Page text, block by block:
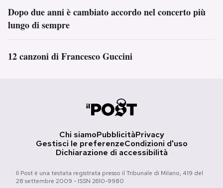
Dopo due anni è cambiato accordo nel concerto più
lungo di sempre
12 canzoni di Francesco Guccini
Chi siamoPubblicitàPrivacy
Gestisci le preferenzeCondizioni d'uso
Dichiarazione di accessibilità
Il Post è una testata registrata presso il Tribunale di Milano, 419 del
28 settembre 2009 - ISSN 2610-9980